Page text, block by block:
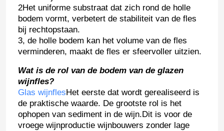
2Het uniforme substraat dat zich rond de holle
bodem vormt, verbetert de stabiliteit van de fles
bij rechtopstaan.
3, de holle bodem kan het volume van de fles
verminderen, maakt de fles er sfeervoller uitzien.
Wat is de rol van de bodem van de glazen
wijnfles?
Glas wijnflesHet eerste dat wordt gerealiseerd is
de praktische waarde. De grootste rol is het
ophopen van sediment in de wijn.Dit is voor de
vroege wijnproductie wijnbouwers zonder lage